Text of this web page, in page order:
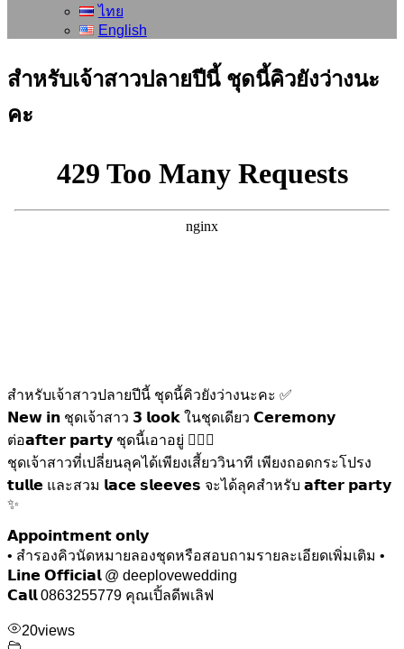
ไทย
English
สำหรับเจ้าสาวปลายปีนี้ ชุดนี้คิวยังว่างนะ
คะ
สำหรับเจ้าสาวปลายปีนี้ ชุดนี้คิวยังว่างนะคะ ✅
𝗡𝗲𝘄 𝗶𝗻 ชุดเจ้าสาว 𝟯 𝗹𝗼𝗼𝗸 ในชุดเดียว 𝗖𝗲𝗿𝗲𝗺𝗼𝗻𝘆
ต่อ𝗮𝗳𝘁𝗲𝗿 𝗽𝗮𝗿𝘁𝘆 ชุดนี้เอาอยู่ 👰‍♀️✨
ชุดเจ้าสาวที่เปลี่ยนลุคได้เพียงเสี้ยววินาที เพียงถอดกระโปรง
𝘁𝘂𝗹𝗹𝗲 และสวม 𝗹𝗮𝗰𝗲 𝘀𝗹𝗲𝗲𝘃𝗲𝘀 จะได้ลุคสำหรับ 𝗮𝗳𝘁𝗲𝗿 𝗽𝗮𝗿𝘁𝘆
✨
𝗔𝗽𝗽𝗼𝗶𝗻𝘁𝗺𝗲𝗻𝘁 𝗼𝗻𝗹𝘆
• สำรองคิวนัดหมายลองชุดหรือสอบถามรายละเอียดเพิ่มเติม •
𝗟𝗶𝗻𝗲 𝗢𝗳𝗳𝗶𝗰𝗶𝗮𝗹 @ deeplovewedding
𝗖𝗮𝗹𝗹 0863255779 คุณเปิ้ลดีพเลิฟ
20views